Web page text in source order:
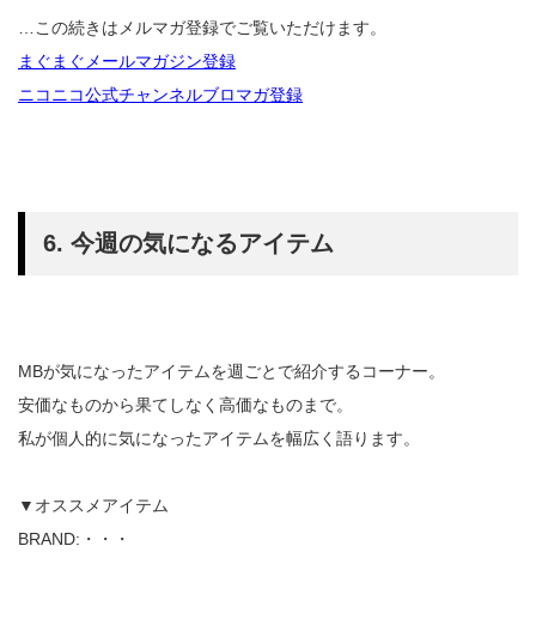
…この続きはメルマガ登録でご覧いただけます。
まぐまぐメールマガジン登録
ニコニコ公式チャンネルブロマガ登録
6. 今週の気になるアイテム
MBが気になったアイテムを週ごとで紹介するコーナー。
安価なものから果てしなく高価なものまで。
私が個人的に気になったアイテムを幅広く語ります。
▼オススメアイテム
BRAND:・・・